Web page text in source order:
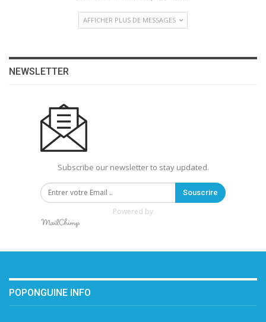
AFFICHER PLUS DE MESSAGES
NEWSLETTER
Subscribe our newsletter to stay updated.
Souscrire
Powered by
POPONGUINE INFO